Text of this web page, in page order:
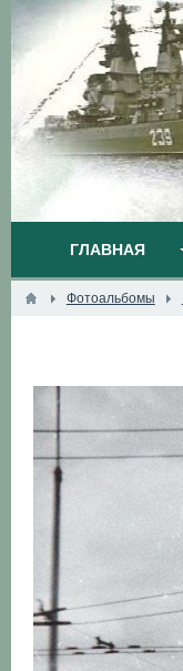
ГЛАВНАЯ
Фотоальбомы